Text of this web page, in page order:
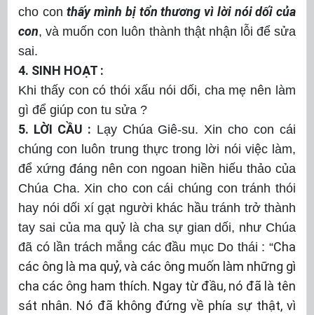
cho conthấy mình bị tổn thương vì lời nói dối của
con, và muốn con luôn thành thật nhận lỗi để sửa
sai.
4. SINH HOẠT :
Khi thấy con có thói xấu nói dối, cha mẹ nên làm
gì để giúp con tu sửa ?
5. LỜI CẦU : Lạy Chúa Giê-su. Xin cho con cái
chúng con luôn trung thực trong lời nói việc làm,
để xứng đáng nên con ngoan hiền hiếu thảo của
Chúa Cha. Xin cho con cái chúng con tránh thói
hay nói dối xí gạt người khác hầu tránh trở thành
tay sai của ma quỷ là cha sự gian dối, như Chúa
đã có lần trách mắng các đầu mục Do thái : “Cha
các ông là ma quỷ, và các ông muốn làm những gì
cha các ông ham thích. Ngay từ đầu, nó đã là tên
sát nhân. Nó đã không đứng về phía sự thật, vì